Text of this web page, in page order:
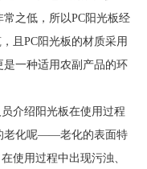
之低，所以PC阳光板经
且PC阳光板的材质采用
一种适用农副产品的环
介绍阳光板在使用过程
老化呢——老化的表面特
使用过程中出现污浊、